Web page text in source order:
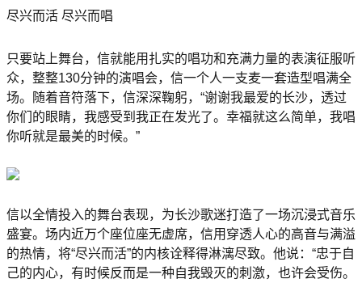
尽兴而活 尽兴而唱
只要站上舞台，信就能用扎实的唱功和充满力量的表演征服听
众，整整130分钟的演唱会，信一个人一支麦一套造型唱满全
场。随着音符落下，信深深鞠躬，“谢谢我最爱的长沙，透过
你们的眼睛，我感受到我正在发光了。幸福就这么简单，我唱
你听就是最美的时候。”
信以全情投入的舞台表现，为长沙歌迷打造了一场沉浸式音乐
盛宴。场内近万个座位座无虚席，信用穿透人心的高音与满溢
的热情，将“尽兴而活”的内核诠释得淋漓尽致。他说：“忠于自
己的内心，有时候反而是一种自我毁灭的刺激，也许会受伤。